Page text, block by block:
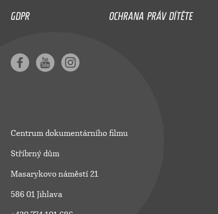
GDPR
OCHRANA PRÁV DÍTĚTE
Centrum dokumentárního filmu
Stříbrný dům
Masarykovo náměstí 21
586 01 Jihlava